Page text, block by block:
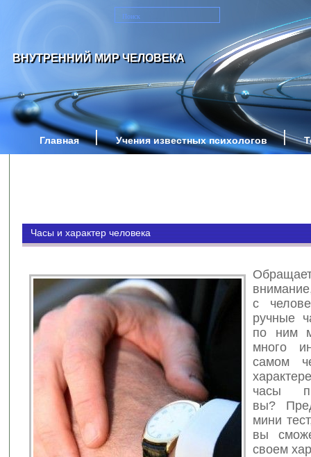
ВНУТРЕННИЙ МИР ЧЕЛОВЕКА
Главная Учения известных психологов
Часы и характер человека
с
ручные
по ним
много
самом
часы
вы?
мини
вы
своем